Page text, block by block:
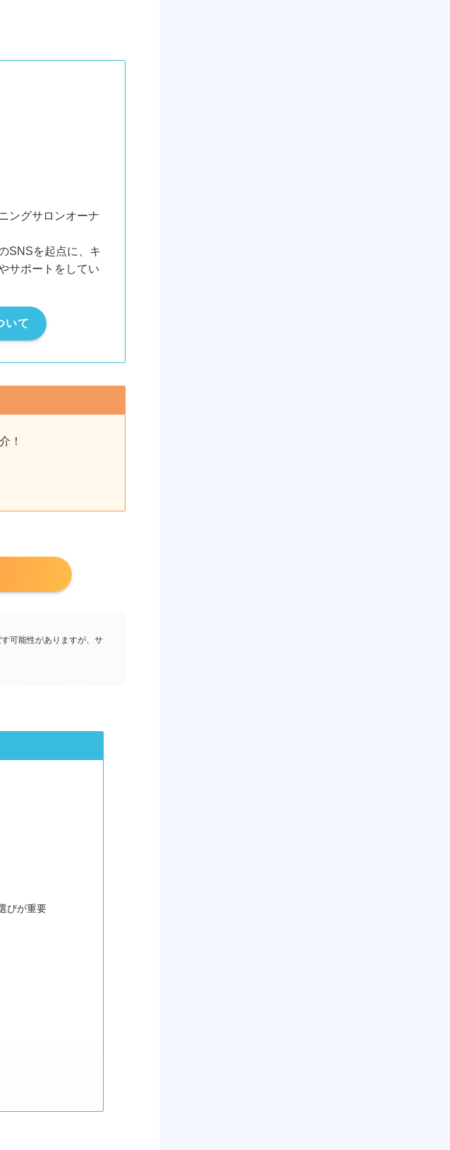
ングサロンオーナ
SNSを起点に、キ
サポートをしてい
いて
！
可能性がありますが、サ
びが重要